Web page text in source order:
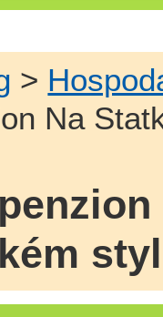
>
Na